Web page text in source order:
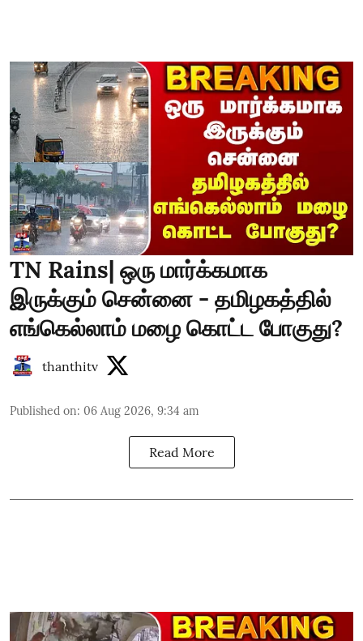
TN Rains| ஒரு மார்க்கமாக
இருக்கும் சென்னை - தமிழகத்தில்
எங்கெல்லாம் மழை கொட்ட போகுது?
thanthitv
Published on: 06 Aug 2026, 9:34 am
Read More